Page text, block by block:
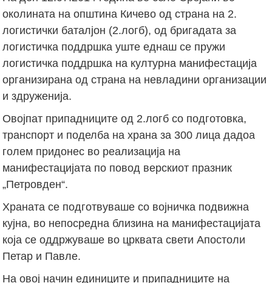
околината на општина Кичево од страна на 2.
логистички баталјон (2.логб), од бригадата за
логистичка поддршка уште еднаш се пружи
логистичка поддршка на културна манифестација
организирана од страна на невладини организации
и здруженија.
Овојпат припадниците од 2.логб со подготовка,
транспорт и поделба на храна за 300 лица дадоа
голем придонес во реализација на
манифестацијата по повод верскиот празник
„Петровден“.
Храната се подготвуваше со војничка подвижна
кујна, во непосредна близина на манифестацијата
која се оддржуваше во црквата свети Апостоли
Петар и Павле.
На овој начин единиците и припадниците на